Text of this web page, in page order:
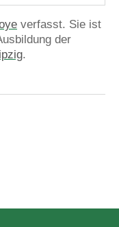
verfasst. Sie ist
der
.